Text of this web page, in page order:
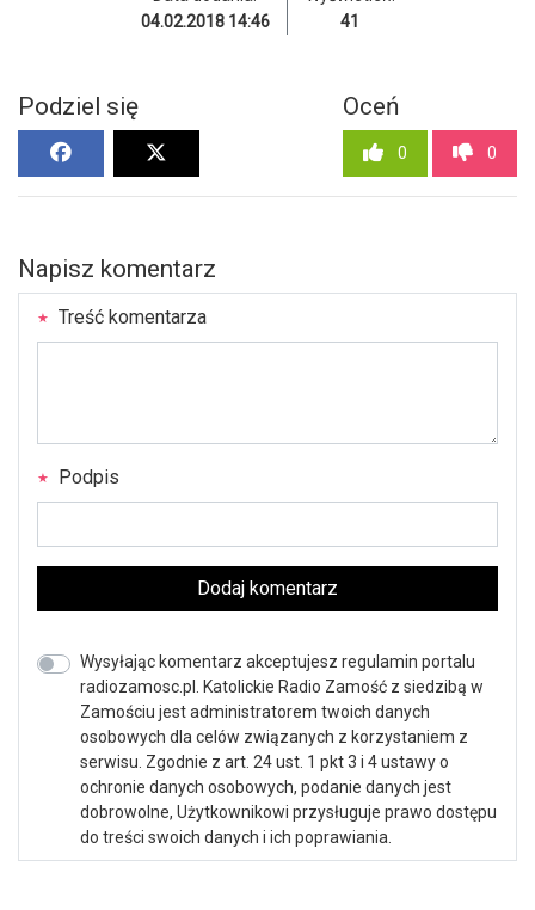
04.02.2018 14:46
41
Podziel się Oceń
0 0
Napisz komentarz
Treść komentarza
Podpis
Dodaj komentarz
Wysyłając komentarz akceptujesz regulamin portalu
radiozamosc.pl. Katolickie Radio Zamość z siedzibą w
Zamościu jest administratorem twoich danych
osobowych dla celów związanych z korzystaniem z
serwisu. Zgodnie z art. 24 ust. 1 pkt 3 i 4 ustawy o
ochronie danych osobowych, podanie danych jest
dobrowolne, Użytkownikowi przysługuje prawo dostępu
do treści swoich danych i ich poprawiania.